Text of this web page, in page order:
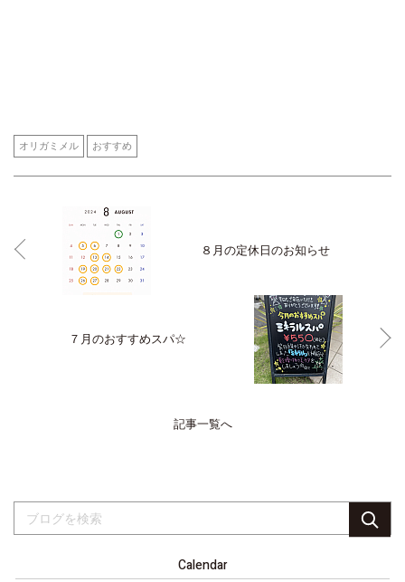
オリガミメル おすすめ
８月の定休日のお知らせ
７月のおすすめスパ☆
記事一覧へ
Calendar